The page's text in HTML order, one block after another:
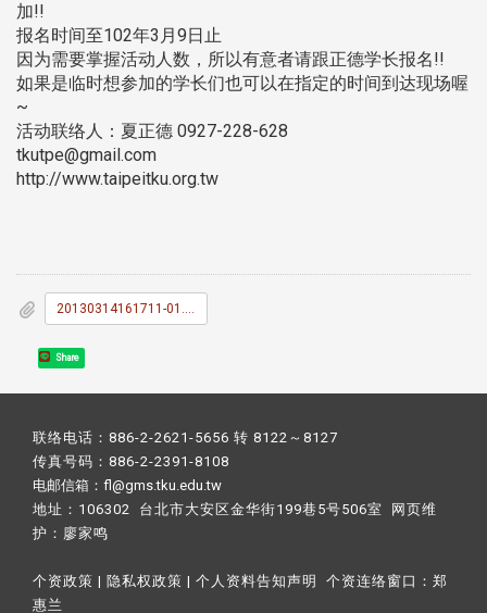
加!!
报名时间至102年3月9日止
因为需要掌握活动人数，所以有意者请跟正德学长报名!!
如果是临时想参加的学长们也可以在指定的时间到达现场喔
~
活动联络人：夏正德 0927-228-628
tkutpe@gmail.com
http://www.taipeitku.org.tw
20130314161711-01.JPG
Share
联络电话：886-2-2621-5656 转 8122～8127
传真号码：886-2-2391-8108
电邮信箱：fl@gms.tku.edu.tw
地址：106302 台北市大安区金华街199巷5号506室 网页维
护： 廖家鸣​
个资政策 | 隐私权政策 | 个人资料告知声明 个资连络窗口： 郑
惠兰